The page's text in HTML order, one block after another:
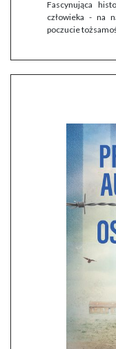
Fascynująca
człowieka - na
poczucie